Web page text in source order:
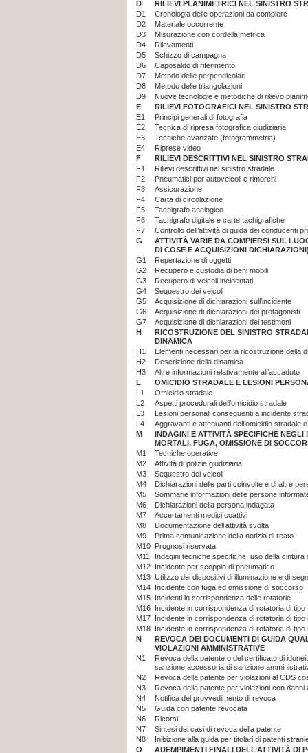
D
RILIEVI PLANIMETRICI NEL SINISTRO
D1
Cronologia delle operazioni da compiere
D2
Materiale occorrente
D3
Misurazione con cordella metrica
D4
Rilevamenti
D5
Schizzo di campagna
D6
Caposaldo di riferimento
D7
Metodo delle perpendicolari
D8
Metodo delle triangolazioni
D9
Nuove tecnologie e metodiche di rilievo
E
RILIEVI FOTOGRAFICI NEL SINISTRO
E1
Principi generali di fotografia
E2
Tecnica di ripresa fotografica giudiziaria
E3
Tecniche avanzate (fotogrammetria)
E4
Riprese video
F
RILIEVI DESCRITTIVI NEL SINISTRO
F1
Rilievi descrittivi nel sinistro stradale
F2
Pneumatici per autoveicoli e rimorchi
F3
Assicurazione
F4
Carta di circolazione
F5
Tachigrafo analogico
F6
Tachigrafo digitale e carte tachigrafiche
F7
Controllo dell’attività di guida dei conducenti
G
ATTIVITÀ VARIE DA COMPIERSI SUL
DI COSE E ACQUISIZIONI
G1
Repertazione di oggetti
G2
Recupero e custodia di beni mobili
G3
Recupero di veicoli incidentati
G4
Sequestro dei veicoli
G5
Acquisizione di dichiarazioni sull’incidente
G6
Acquisizione di dichiarazioni dei protagonisti
G7
Acquisizione di dichiarazioni dei testimoni
H
RICOSTRUZIONE DEL SINISTRO
DINAMICA
H1
Elementi necessari per la ricostruzione della
H2
Descrizione della dinamica
H3
Altre informazioni relativamente all’accaduto
L
OMICIDIO STRADALE E LESIONI
L1
Omicidio stradale
L2
Aspetti procedurali dell’omicidio stradale
L3
Lesioni personali conseguenti a incidente
L4
Aggravanti e attenuanti dell’omicidio stradale
M
INDAGINI E ATTIVITÀ SPECIFICHE
MORTALI, FUGA, OMISSIONE DI
M1
Tecniche operative
M2
Attività di polizia giudiziaria
M3
Sequestro dei veicoli
M4
Dichiarazioni delle parti coinvolte e di altre
M5
Sommarie informazioni delle persone
M6
Dichiarazioni della persona indagata
M7
Accertamenti medici coattivi
M8
Documentazione dell’attività svolta
M9
Prima comunicazione della notizia di reato
M10 Prognosi riservata
M11
Indagini tecniche specifiche: uso della cintura
M12 Incidente per scoppio di pneumatico
M13 Utilizzo dei dispositivi di illuminazione e di
M14 Incidente con fuga ed omissione di soccorso
M15 Incidenti in corrispondenza delle rotatorie
M16 Incidente in corrispondenza di rotatoria di tipo
M17 Incidente in corrispondenza di rotatoria di tipo
M18 Incidente in corrispondenza di rotatoria di tipo
N
REVOCA DEI DOCUMENTI DI GUIDA
VIOLAZIONI AMMINISTRATIVE
N1
Revoca della patente o del certificato di
sanzione accessoria di sanzione
N2
Revoca della patente per violazioni al CDS
N3
Revoca della patente per violazioni con danni
N4
Notifica del provvedimento di revoca
N5
Guida con patente revocata
N6
Ricorsi
N7
Sintesi dei casi di revoca della patente
N8
Inibizione alla guida per titolari di patenti
O
ADEMPIMENTI FINALI DELL’ATTIVITÀ DI